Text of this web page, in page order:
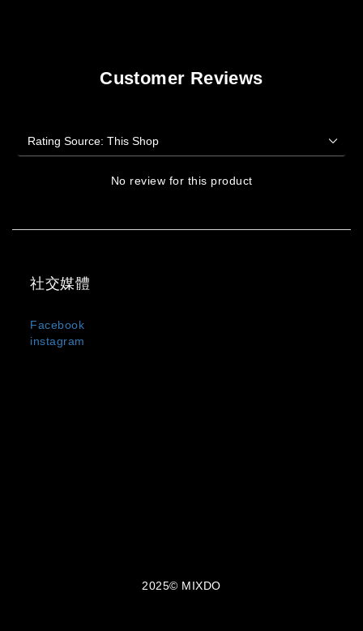
Customer Reviews
No review for this product
社交媒體
Facebook
instagram
2025© MIXDO